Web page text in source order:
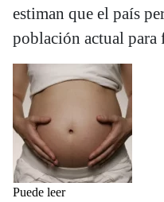
estiman que el país
población actual para
Puede leer